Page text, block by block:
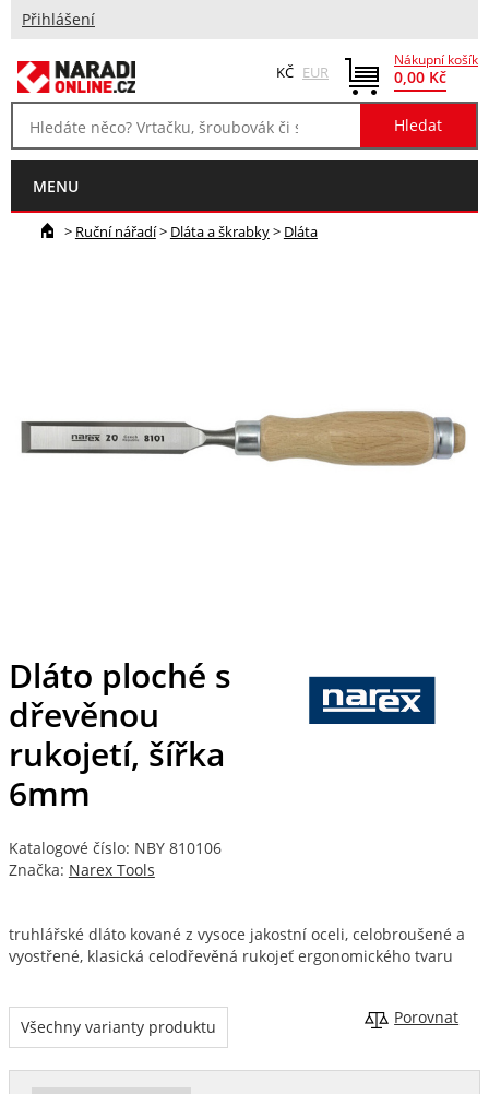
Přihlášení
Nákupní košík
0,00 Kč
KČ EUR
MENU
> Ruční nářadí> Dláta a škrabky> Dláta
Dláto ploché s
dřevěnou
rukojetí, šířka
6mm
Katalogové číslo: NBY 810106
Značka: Narex Tools
truhlářské dláto kované z vysoce jakostní oceli, celobroušené a
vyostřené, klasická celodřevěná rukojeť ergonomického tvaru
Porovnat
Všechny varianty produktu